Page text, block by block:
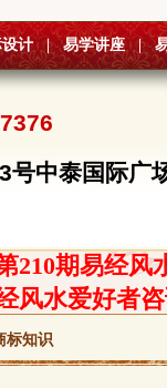
计 | 易学讲座 |
号中泰国际广
210期易经风
风水爱好者
标知识